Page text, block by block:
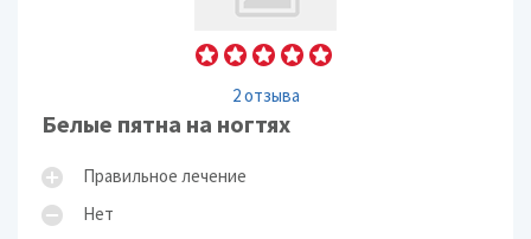
2 отзыва
Белые пятна на ногтях
Правильное лечение
Нет